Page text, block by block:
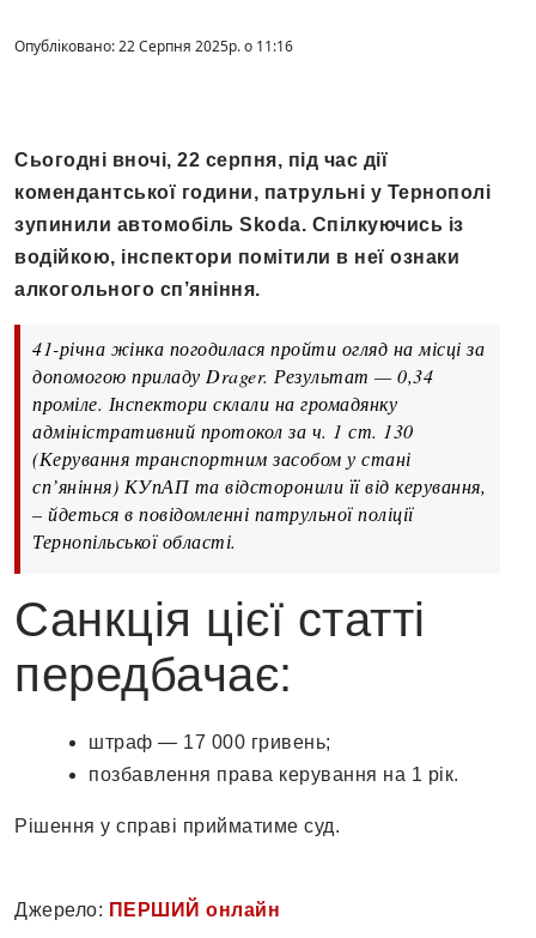
Опубліковано: 22 Серпня 2025р. о 11:16
Сьогодні вночі, 22 серпня, під час дії
комендантської години, патрульні у Тернополі
зупинили автомобіль Skoda. Спілкуючись із
водійкою, інспектори помітили в неї ознаки
алкогольного сп’яніння.
41-річна жінка погодилася пройти огляд на місці за
допомогою приладу Drager. Результат — 0,34
проміле. Інспектори склали на громадянку
адміністративний протокол за ч. 1 ст. 130
(Керування транспортним засобом у стані
сп’яніння) КУпАП та відсторонили її від керування,
– йдеться в повідомленні патрульної поліції
Тернопільської області.
Санкція цієї статті
передбачає:
штраф — 17 000 гривень;
позбавлення права керування на 1 рік.
Рішення у справі прийматиме суд.
Джерело: ПЕРШИЙ онлайн